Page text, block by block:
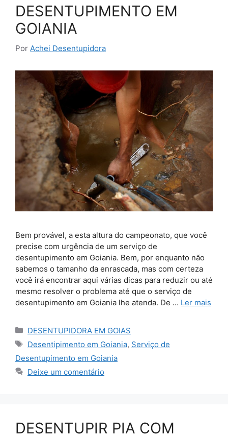
DESENTUPIMENTO EM
GOIANIA
Por Achei Desentupidora
Bem provável, a esta altura do campeonato, que você
precise com urgência de um serviço de
desentupimento em Goiania. Bem, por enquanto não
sabemos o tamanho da enrascada, mas com certeza
você irá encontrar aqui várias dicas para reduzir ou até
mesmo resolver o problema até que o serviço de
desentupimento em Goiania lhe atenda. De … Ler mais
Categorias
DESENTUPIDORA EM GOIAS
Tags
Desentipimento em Goiania, Serviço de
Desentupimento em Goiania
Deixe um comentário
DESENTUPIR PIA COM